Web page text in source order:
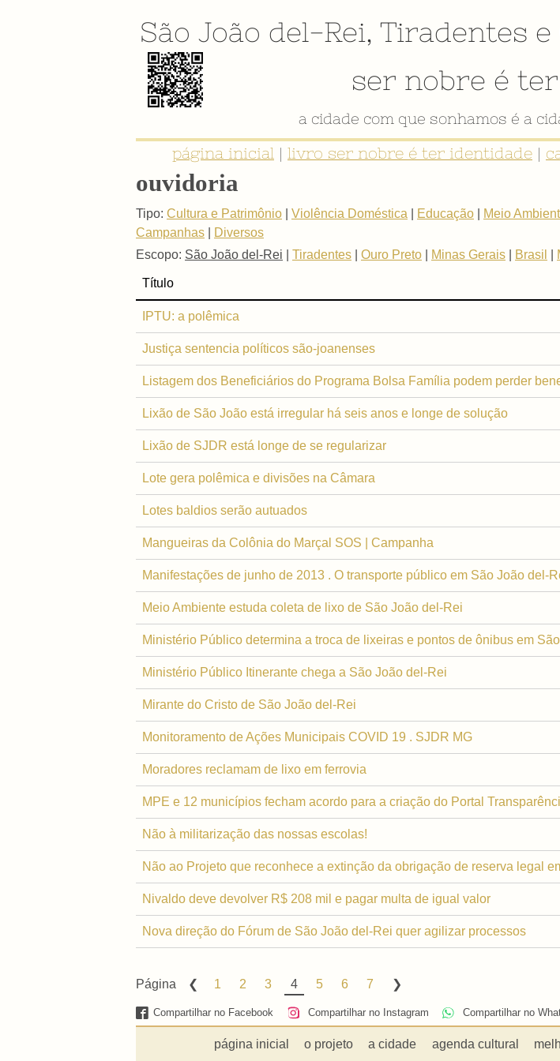
São João del-Rei, Tiradentes e
ser nobre é
a cidade com que sonhamos é a
página inicial | livro ser nobre é ter identidade |
ouvidoria
Tipo: Cultura e Patrimônio Violência Doméstica Educação Meio
Campanhas
Diversos
Escopo: São João del-Rei Tiradentes Ouro Preto Minas Gerais Brasil
Título
IPTU: a polêmica
Justiça sentencia políticos são-joanenses
Listagem dos Beneficiários do Programa Bolsa Família podem perder
Lixão de São João está irregular há seis anos e longe de solução
Lixão de SJDR está longe de se regularizar
Lote gera polêmica e divisões na Câmara
Lotes baldios serão autuados
Mangueiras da Colônia do Marçal SOS | Campanha
Manifestações de junho de 2013 . O transporte público em São João del-
Meio Ambiente estuda coleta de lixo de São João del-Rei
Ministério Público determina a troca de lixeiras e pontos de ônibus em
Ministério Público Itinerante chega a São João del-Rei
Mirante do Cristo de São João del-Rei
Monitoramento de Ações Municipais COVID 19 . SJDR MG
Moradores reclamam de lixo em ferrovia
MPE e 12 municípios fecham acordo para a criação do Portal
Não à militarização das nossas escolas!
Não ao Projeto que reconhece a extinção da obrigação de reserva legal
Nivaldo deve devolver R$ 208 mil e pagar multa de igual valor
Nova direção do Fórum de São João del-Rei quer agilizar processos
Página 1 2 3 4 5 6 7
Compartilhar no Facebook Compartilhar no Instagram Compartilhar no
página inicial o projeto a cidade agenda cultural